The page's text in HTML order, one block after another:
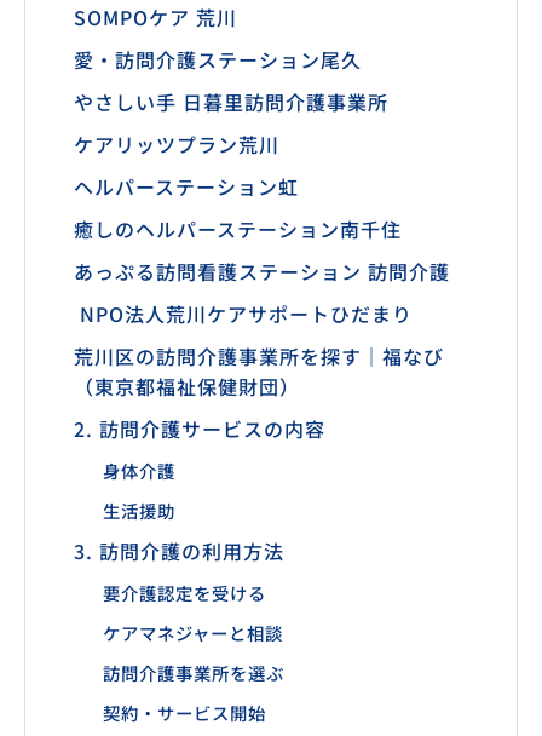
SOMPOケア 荒川
愛・訪問介護ステーション尾久
やさしい手 日暮里訪問介護事業所
ケアリッツプラン荒川
ヘルパーステーション虹
癒しのヘルパーステーション南千住
あっぷる訪問看護ステーション 訪問介護
NPO法人荒川ケアサポートひだまり
荒川区の訪問介護事業所を探す｜福なび
（東京都福祉保健財団）
2. 訪問介護サービスの内容
身体介護
生活援助
3. 訪問介護の利用方法
要介護認定を受ける
ケアマネジャーと相談
訪問介護事業所を選ぶ
契約・サービス開始